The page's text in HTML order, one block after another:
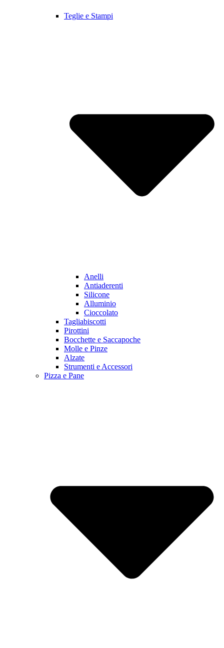
Teglie e Stampi
Anelli
Antiaderenti
Silicone
Alluminio
Cioccolato
Tagliabiscotti
Pirottini
Bocchette e Saccapoche
Molle e Pinze
Alzate
Strumenti e Accessori
Pizza e Pane